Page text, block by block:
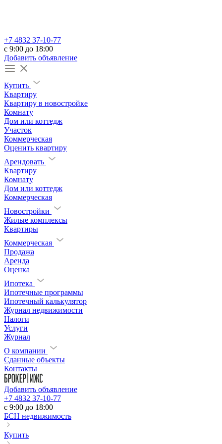
+7 4832 37-10-77
c 9:00 до 18:00
Добавить объявление
Купить
Квартиру
Квартиру в новостройке
Комнату
Дом или коттедж
Участок
Коммерческая
Оценить квартиру
Арендовать
Квартиру
Комнату
Дом или коттедж
Коммерческая
Новостройки
Жилые комплексы
Квартиры
Коммерческая
Продажа
Аренда
Оценка
Ипотека
Ипотечные программы
Ипотечный калькулятор
Журнал недвижимости
Налоги
Услуги
Журнал
О компании
Сданные объекты
Контакты
Добавить объявление
+7 4832 37-10-77
c 9:00 до 18:00
БСН недвижимость
Купить